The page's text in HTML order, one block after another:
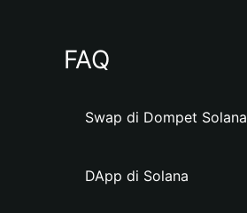
FAQ
Swap di Dompet Solana
DApp di Solana